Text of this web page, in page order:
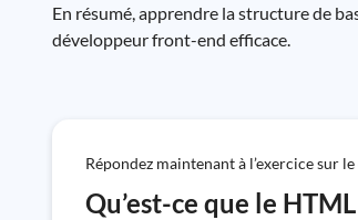
En résumé, apprendre la structure de
développeur front-end efficace.
Répondez maintenant à l’exercice sur
Qu’est-ce que le